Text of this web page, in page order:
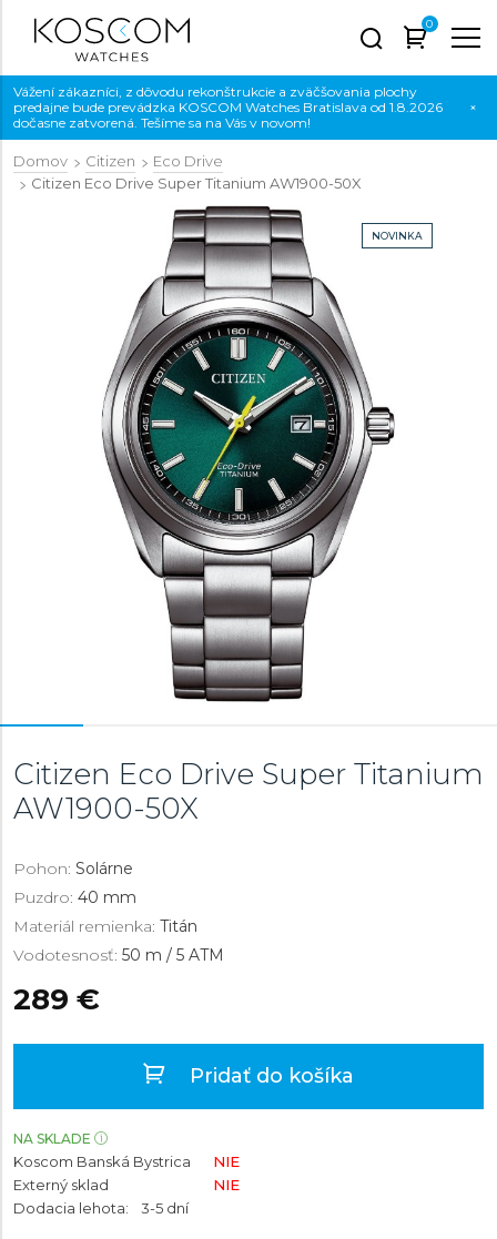
0
Vážení zákazníci, z dôvodu rekonštrukcie a zväčšovania plochy
predajne bude prevádzka KOSCOM Watches Bratislava od 1.8.2026
dočasne zatvorená. Tešíme sa na Vás v novom!
×
Domov Citizen
Eco Drive
Citizen Eco Drive Super Titanium AW1900-50X
NOVINKA
Citizen Eco Drive Super Titanium
AW1900-50X
Pohon: Solárne
Puzdro: 40 mm
Materiál remienka: Titán
Vodotesnosť: 50 m / 5 ATM
289 €
Pridať do košíka
NA SKLADE
Koscom Banská Bystrica
NIE
Externý sklad
NIE
Dodacia lehota:
3-5 dní